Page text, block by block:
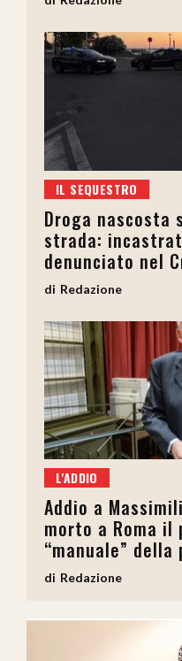
IL SEQUESTRO
Droga nascosta
strada:
denunciato nel
Redazione
L'ADDIO
Addio a
morto a Roma il
“manuale”
Redazione